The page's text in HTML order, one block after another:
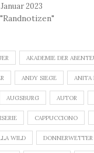
Januar 2023
AKADEMIE DER
ANDY SIEGE ANITA
AUGSBURG AUTOR
CAPPUCCIONO
WILD DONNERWETTER